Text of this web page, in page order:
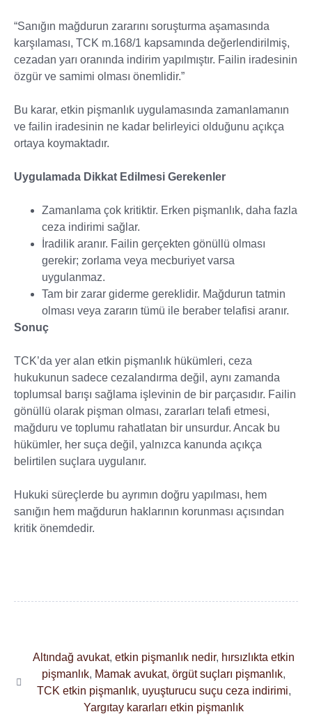
“Sanığın mağdurun zararını soruşturma aşamasında
karşılaması, TCK m.168/1 kapsamında değerlendirilmiş,
cezadan yarı oranında indirim yapılmıştır. Failin iradesinin
özgür ve samimi olması önemlidir.”
Bu karar, etkin pişmanlık uygulamasında zamanlamanın
ve failin iradesinin ne kadar belirleyici olduğunu açıkça
ortaya koymaktadır.
Uygulamada Dikkat Edilmesi Gerekenler
Zamanlama çok kritiktir. Erken pişmanlık, daha fazla
ceza indirimi sağlar.
İradilik aranır. Failin gerçekten gönüllü olması
gerekir; zorlama veya mecburiyet varsa
uygulanmaz.
Tam bir zarar giderme gereklidir. Mağdurun tatmin
olması veya zararın tümü ile beraber telafisi aranır.
Sonuç
TCK’da yer alan etkin pişmanlık hükümleri, ceza
hukukunun sadece cezalandırma değil, aynı zamanda
toplumsal barışı sağlama işlevinin de bir parçasıdır. Failin
gönüllü olarak pişman olması, zararları telafi etmesi,
mağduru ve toplumu rahatlatan bir unsurdur. Ancak bu
hükümler, her suça değil, yalnızca kanunda açıkça
belirtilen suçlara uygulanır.
Hukuki süreçlerde bu ayrımın doğru yapılması, hem
sanığın hem mağdurun haklarının korunması açısından
kritik önemdedir.
Altındağ avukat, etkin pişmanlık nedir, hırsızlıkta etkin
pişmanlık, Mamak avukat, örgüt suçları pişmanlık,
TCK etkin pişmanlık, uyuşturucu suçu ceza indirimi,
Yargıtay kararları etkin pişmanlık